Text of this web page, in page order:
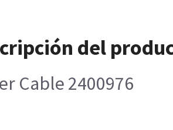
del
Cable 2400976